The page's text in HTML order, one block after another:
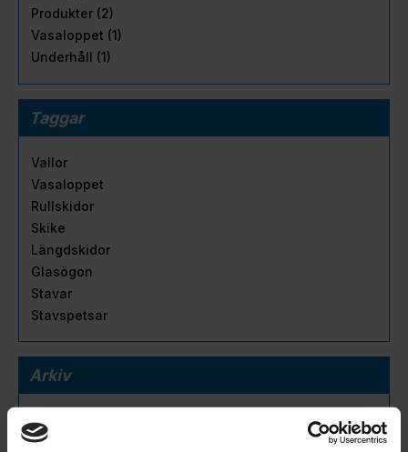
Produkter (2)
Vasaloppet (1)
Underhåll (1)
Taggar
Vallor
Vasaloppet
Rullskidor
Skike
Längdskidor
Glasögon
Stavar
Stavspetsar
Arkiv
2026
januari (2)